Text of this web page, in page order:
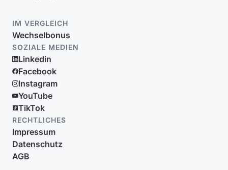
IM VERGLEICH
Wechselbonus
SOZIALE MEDIEN
Linkedin
Facebook
Instagram
YouTube
TikTok
RECHTLICHES
Impressum
Datenschutz
AGB